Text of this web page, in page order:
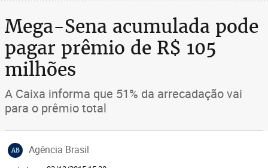
Mega-Sena acumulada pode
pagar prêmio de R$ 105
milhões
A Caixa informa que 51% da arrecadação vai
para o prêmio total
AB Agência Brasil